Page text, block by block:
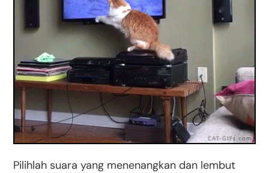
Pilihlah suara yang menenangkan dan lembut